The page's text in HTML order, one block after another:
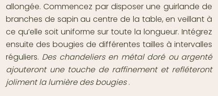
allongée. Commencez par disposer une guirlande de
branches de sapin au centre de la table, en veillant à
ce qu’elle soit uniforme sur toute la longueur. Intégrez
ensuite des bougies de différentes tailles à intervalles
réguliers. Des chandeliers en métal doré ou argenté
ajouteront une touche de raffinement et refléteront
joliment la lumière des bougies.